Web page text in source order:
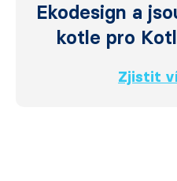
Ekodesign a
kotle pro
Zjistit